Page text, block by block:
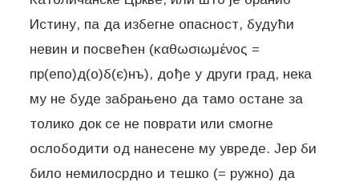
Истину, па да избегне опасност, будући
невин и посвећен (καθωσιωμένος =
пр(епо)д(о)б(є)нъ), дође у други град, нека
му не буде забрањено да тамо остане за
толико док се не поврати или смогне
ослободити од нанесене му увреде. Јер би
било немилосрдно и тешко (= ружно) да